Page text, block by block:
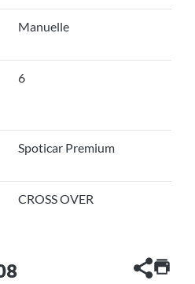
Manuelle
6
Spoticar Premium
CROSS OVER